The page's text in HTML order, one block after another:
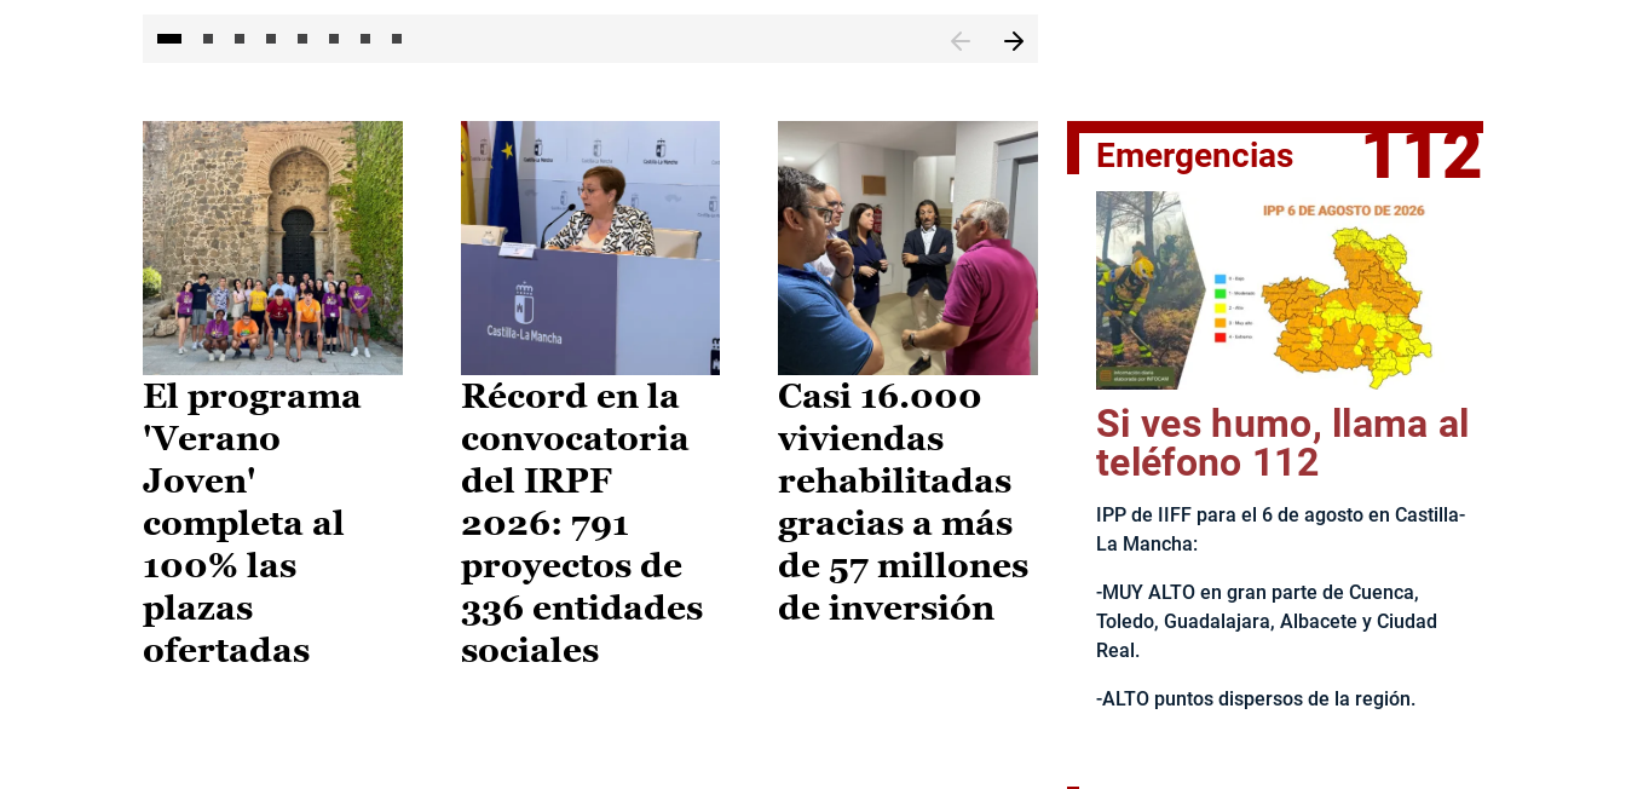
El jefe del Ejecutivo castellanomanchego, Emiliano García-
El programa
'Verano
Joven'
completa al
100% las
plazas
ofertadas
Récord en la
convocatoria
del IRPF
2026: 791
proyectos de
336 entidades
sociales
Casi 16.000
viviendas
rehabilitadas
gracias a más
de 57 millones
de inversión
Emergencias 112
Si ves humo, llama al
teléfono 112
IPP de IIFF para el 6 de agosto en Castilla-
La Mancha:
-MUY ALTO en gran parte de Cuenca,
Toledo, Guadalajara, Albacete y Ciudad
Real.
-ALTO puntos dispersos de la región.